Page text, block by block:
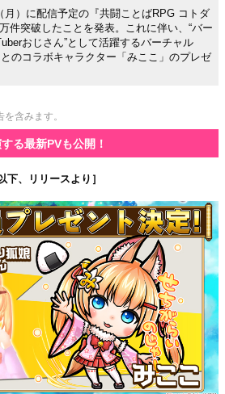
月）に配信予定の『共闘ことばRPG コトダ
件突破したことを発表。これに伴い、“バー
おじさん”として活躍するバーチャル
のコラボキャラクター「みここ」のプレゼ
含みます。
る最新PVも公開！
下、リリースより］